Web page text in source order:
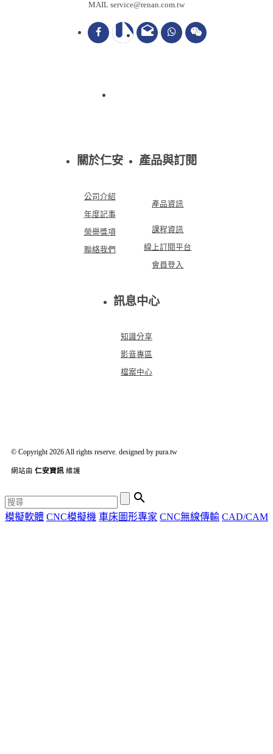
MAIL service@renan.com.tw
drafts
關於仁安
公司介紹
年度記事
榮譽獎項
聯絡我們
產品與訂閱
產品資訊
課程資訊
線上訂閱平台
會員登入
訊息中心
知識分享
影音專區
檔案中心
© Copyright 2026 All rights reserve. designed by pura.tw
網站由 仁安資訊 維護

模擬軟體 CNC模擬機 車床圖形專家 CNC無線傳輸 CAD/CAM